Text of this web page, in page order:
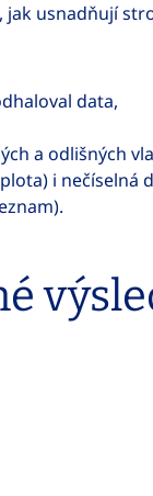
usnadňují
data,
a odlišných
i nečíselná